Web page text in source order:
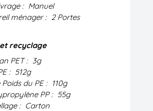
: Manuel
ménager : 2 Portes
recyclage
PET : 3g
: 512g
du PE : 110g
PP : 55g
: Carton